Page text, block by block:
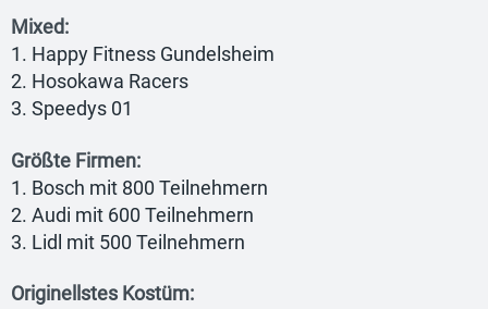
Mixed:
1. Happy Fitness Gundelsheim
2. Hosokawa Racers
3. Speedys 01
Größte Firmen:
1. Bosch mit 800 Teilnehmern
2. Audi mit 600 Teilnehmern
3. Lidl mit 500 Teilnehmern
Originellstes Kostüm: